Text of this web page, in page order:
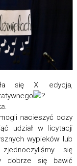
się XI edycja,
nacieszyć oczy
udział w licytacji
wypieków lub
się
dobrze się bawić